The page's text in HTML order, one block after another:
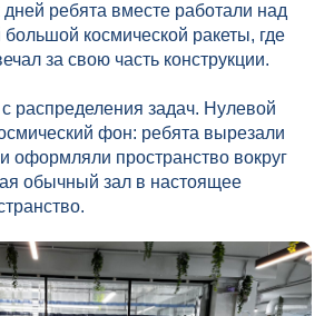
ребята вместе работали над
космической ракеты, где
за свою часть конструкции.
распределения задач. Нулевой
фон: ребята вырезали
оформляли пространство вокруг
обычный зал в настоящее